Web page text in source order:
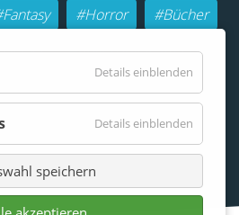
#Horror
#Bücher
#Rollenspiele (RPGs)
Details einblenden
Details einblenden
speichern